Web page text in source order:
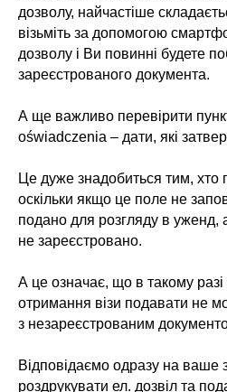
дозволу, найчастіше
візьміть за допомогою
дозволу і Ви повинні будете
зареєстрованого документа.
А ще важливо перевірити
oświadczenia – дати, які
Це дуже знадобиться тим, хто
оскільки якщо це поле не
подано для розгляду в уженд,
не зареєстровано.
А це означає, що в такому разі
отримання візи подавати не
з незареєстрованим
Відповідаємо одразу на
роздрукувати ел. дозвіл та